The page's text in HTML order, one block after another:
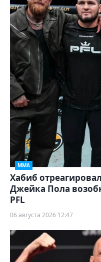
ММА
Хабиб
Джейка Пола
PFL
06 августа 2026 12:47